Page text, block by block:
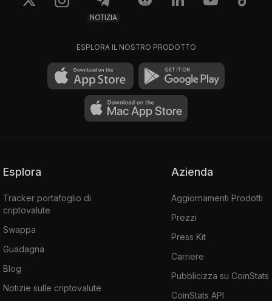
NOTIZIA
ESPLORA IL NOSTRO PRODOTTO
Esplora
Tracker portafoglio di
criptovalute
Swappa
Guadagna
Blog
Notizie sulle criptovalute
Azienda
Aggiornamenti Prodotti
Prezzi
Press Kit
Carriere
Pubblicizza su CoinStats
CoinStats API